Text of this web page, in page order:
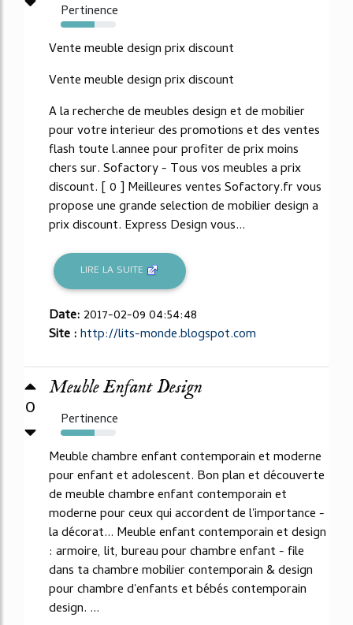
Pertinence
61%
Vente meuble design prix discount
Vente meuble design prix discount
A la recherche de meubles design et de mobilier
pour votre interieur des promotions et des ventes
flash toute l.annee pour profiter de prix moins
chers sur. Sofactory - Tous vos meubles a prix
discount. [ 0 ] Meilleures ventes Sofactory.fr vous
propose une grande selection de mobilier design a
prix discount. Express Design vous...
LIRE LA SUITE
Date: 2017-02-09 04:54:48
Site :http://lits-monde.blogspot.com
0
Meuble Enfant Design
Pertinence
61%
Meuble chambre enfant contemporain et moderne
pour enfant et adolescent. Bon plan et découverte
de meuble chambre enfant contemporain et
moderne pour ceux qui accordent de l'importance -
la décorat... Meuble enfant contemporain et design
: armoire, lit, bureau pour chambre enfant - file
dans ta chambre mobilier contemporain & design
pour chambre d'enfants et bébés contemporain
design. ...